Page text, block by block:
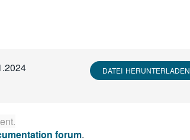
DATEI HERUNTERLADEN
.
forum.